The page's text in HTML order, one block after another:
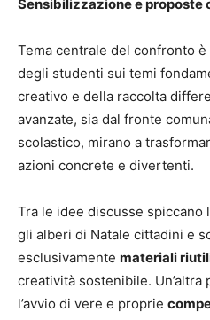
Sensibilizzazione e proposte
Tema centrale del confronto
degli studenti sui temi
creativo e della raccolta
avanzate, sia dal fronte
scolastico, mirano a
azioni concrete e divertenti.
Tra le idee discusse spiccano
gli alberi di Natale cittadini e
esclusivamente materiali
creatività sostenibile. Un’altra
l’avvio di vere e proprie